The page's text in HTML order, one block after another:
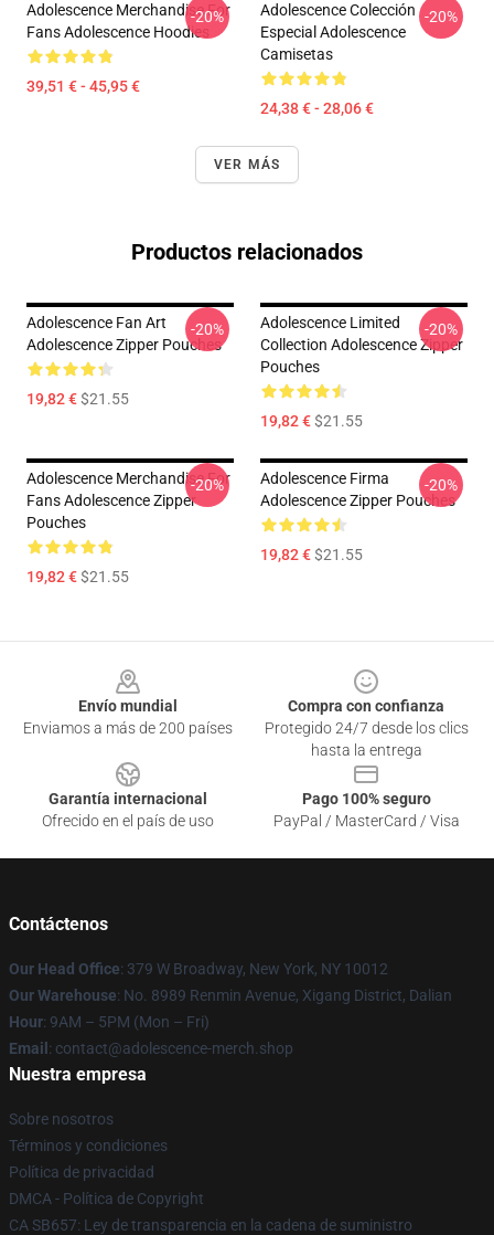
Adolescence Merchandise For
Fans Adolescence Hoodies
39,51 € - 45,95 €
-20%
Adolescence Colección
Especial Adolescence
Camisetas
24,38 € - 28,06 €
-20%
VER MÁS
Productos relacionados
Adolescence Fan Art
Adolescence Zipper Pouches
19,82 €$21.55
-20%
Adolescence Limited
Collection Adolescence Zipper
Pouches
19,82 €$21.55
-20%
Adolescence Merchandise For
Fans Adolescence Zipper
Pouches
19,82 €$21.55
-20%
Adolescence Firma
Adolescence Zipper Pouches
19,82 €$21.55
-20%
Envío mundial
Enviamos a más de 200 países
Compra con confianza
Protegido 24/7 desde los clics
hasta la entrega
Garantía internacional
Ofrecido en el país de uso
Pago 100% seguro
PayPal / MasterCard / Visa
Contáctenos
Our Head Office: 379 W Broadway, New York, NY 10012
Our Warehouse: No. 8989 Renmin Avenue, Xigang District, Dalian
Hour: 9AM – 5PM (Mon – Fri)
Email : contact@adolescence-merch.shop
Nuestra empresa
Sobre nosotros
Términos y condiciones
Política de privacidad
DMCA - Política de Copyright
CA SB657: Ley de transparencia en la cadena de suministro